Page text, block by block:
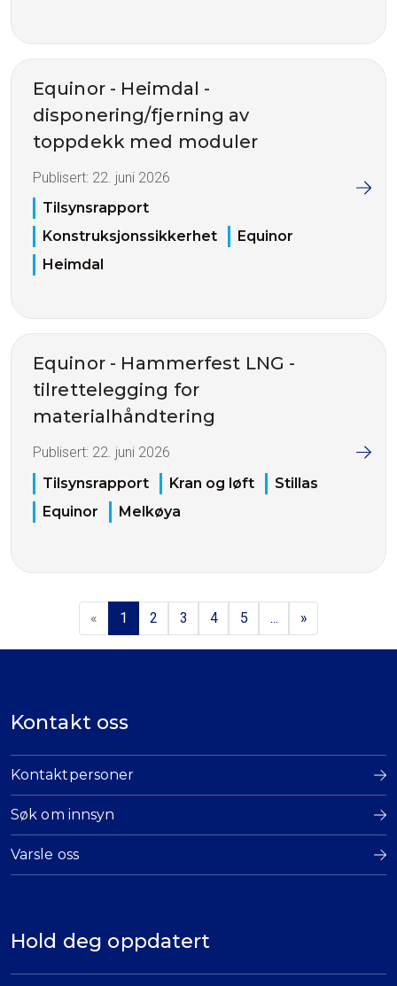
Equinor - Heimdal -
disponering/fjerning av
toppdekk med moduler
Publisert: 22. juni 2026
Tilsynsrapport
Konstruksjonssikkerhet
Equinor
Heimdal
Equinor - Hammerfest LNG -
tilrettelegging for
materialhåndtering
Publisert: 22. juni 2026
Tilsynsrapport
Kran og løft
Stillas
Equinor
Melkøya
« 1 2 3 4 5 ... »
Kontakt oss
Kontaktpersoner
Søk om innsyn
Varsle oss
Hold deg oppdatert